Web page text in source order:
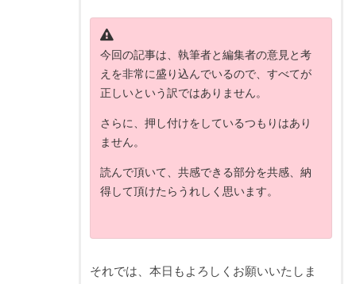
今回の記事は、執筆者と編集者の意見と考
えを非常に盛り込んでいるので、すべてが
正しいという訳ではありません。
さらに、押し付けをしているつもりはあり
ません。
読んで頂いて、共感できる部分を共感、納
得して頂けたらうれしく思います。
それでは、本日もよろしくお願いいたしま